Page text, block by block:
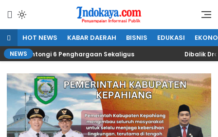
konten
IndoKaya
Penyampaian Informasi Publik
HOT NEWS KABAR DAERAH BISNIS EDUKASI
NEWS
Kantongi 6 Penghargaan Sekaligus Dibalik Drama